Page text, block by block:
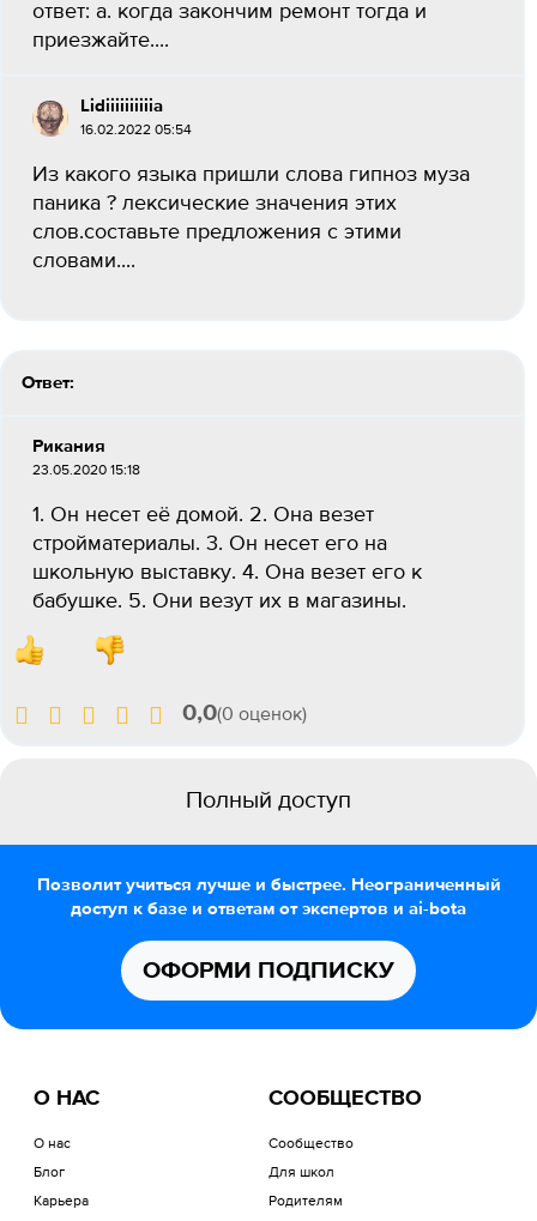
ответ: a. когда закончим ремонт тогда и
приезжайте....
Lidiiiiiiiiiia
16.02.2022 05:54
Из какого языка пришли слова гипноз муза
паника ? лексические значения этих
слов.составьте предложения с этими
словами....
Ответ:
Рикания
23.05.2020 15:18
1. Он несет её домой. 2. Она везет
стройматериалы. 3. Он несет его на
школьную выставку. 4. Она везет его к
бабушке. 5. Они везут их в магазины.
0,0(0 оценок)
Полный доступ
Позволит учиться лучше и быстрее. Неограниченный
доступ к базе и ответам от экспертов и ai-bota
ОФОРМИ ПОДПИСКУ
О НАС
О нас
Блог
Карьера
СООБЩЕСТВО
Сообщество
Для школ
Родителям